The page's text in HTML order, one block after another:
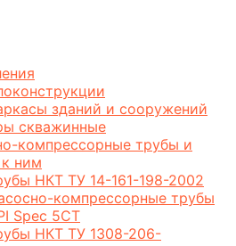
зданий и сооружений
скважинные
компрессорные трубы и
ним
НКТ ТУ 14-161-198-2002
компрессорные трубы
Spec 5CT
НКТ ТУ 1308-206-